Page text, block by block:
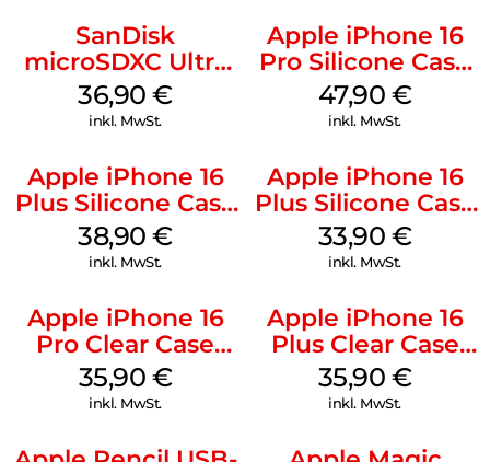
SanDisk
microSDXC Ultra
128 GB + Adapter
Mobile
36,90€
inkl. MwSt.
Apple iPhone 16
Pro Silicone Case
MagSafe Denim
47,90 €
inkl. MwSt.
Apple iPhone 16
Plus Silicone Case
MagSafe Denim
38,90€
inkl. MwSt.
Apple iPhone 16
Plus Silicone Case
MagSafe Lake
Green
33,90 €
inkl. MwSt.
Apple iPhone 16
Pro Clear Case
MagSafe
Transparent
35,90 €
inkl. MwSt.
Apple iPhone 16
Plus Clear Case
MagSafe
Transparent
35,90 €
inkl. MwSt.